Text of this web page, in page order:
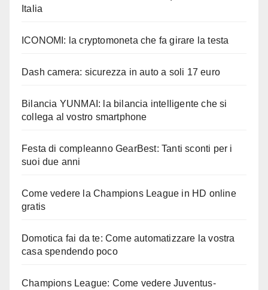
Italia
ICONOMI: la cryptomoneta che fa girare la testa
Dash camera: sicurezza in auto a soli 17 euro
Bilancia YUNMAI: la bilancia intelligente che si
collega al vostro smartphone
Festa di compleanno GearBest: Tanti sconti per i
suoi due anni
Come vedere la Champions League in HD online
gratis
Domotica fai da te: Come automatizzare la vostra
casa spendendo poco
Champions League: Come vedere Juventus-